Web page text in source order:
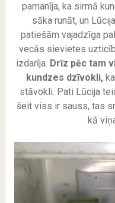
pamanīja, ka sirmā
sāka runāt, un
patiešām vajadzīga
vecās sievietes
izdarīja. Drīz pēc tam
kundzes dzīvokli,
stāvokli. Pati Lūcija
šeit viss ir sauss, tas
kā